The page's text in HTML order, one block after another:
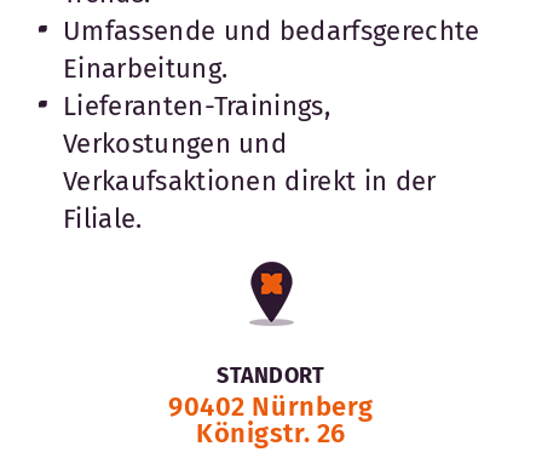
Umfassende und bedarfsgerechte
Einarbeitung.
Lieferanten-Trainings,
Verkostungen und
Verkaufsaktionen direkt in der
Filiale.
STANDORT
90402 Nürnberg
Königstr. 26